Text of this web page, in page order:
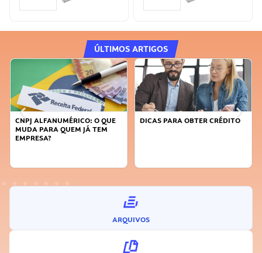
ÚLTIMOS ARTIGOS
O QUE
JÁ TEM
DICAS PARA OBTER CRÉDITO
FAÇA A
ARQUIVOS